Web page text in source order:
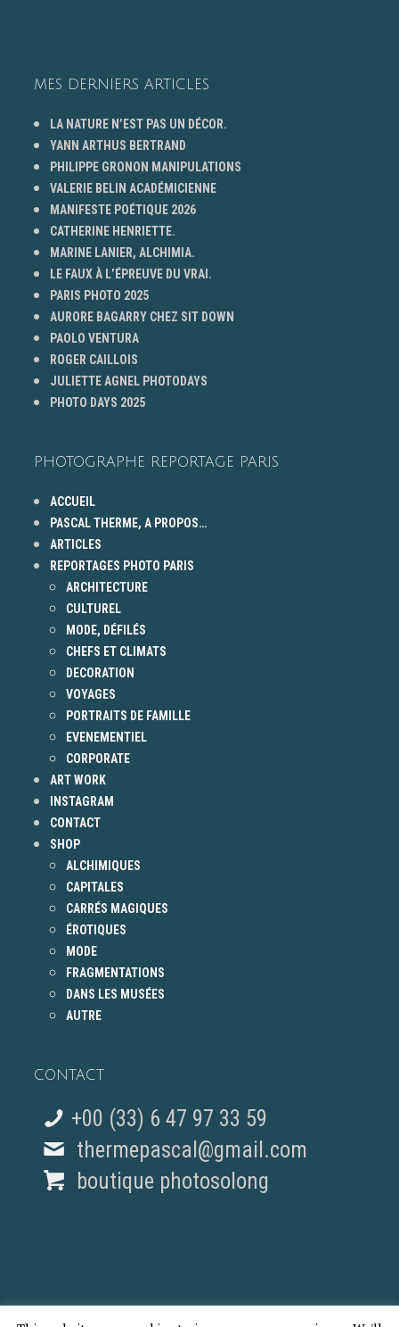
MES DERNIERS ARTICLES
LA NATURE N’EST PAS UN DÉCOR.
YANN ARTHUS BERTRAND
PHILIPPE GRONON MANIPULATIONS
VALERIE BELIN ACADÉMICIENNE
MANIFESTE POÉTIQUE 2026
CATHERINE HENRIETTE.
MARINE LANIER, ALCHIMIA.
LE FAUX À L’ÉPREUVE DU VRAI.
PARIS PHOTO 2025
AURORE BAGARRY CHEZ SIT DOWN
PAOLO VENTURA
ROGER CAILLOIS
JULIETTE AGNEL PHOTODAYS
PHOTO DAYS 2025
PHOTOGRAPHE REPORTAGE PARIS
ACCUEIL
PASCAL THERME, A PROPOS…
ARTICLES
REPORTAGES PHOTO PARIS
ARCHITECTURE
CULTUREL
MODE, DÉFILÉS
CHEFS ET CLIMATS
DECORATION
VOYAGES
PORTRAITS DE FAMILLE
EVENEMENTIEL
CORPORATE
ART WORK
INSTAGRAM
CONTACT
SHOP
ALCHIMIQUES
CAPITALES
CARRÉS MAGIQUES
ÉROTIQUES
MODE
FRAGMENTATIONS
DANS LES MUSÉES
AUTRE
CONTACT
+00 (33) 6 47 97 33 59
thermepascal@gmail.com
boutique photosolong